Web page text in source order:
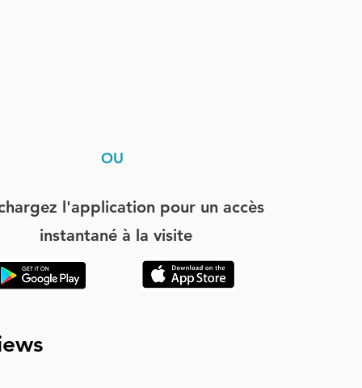
OU
l'application pour un accès
instantané à la visite